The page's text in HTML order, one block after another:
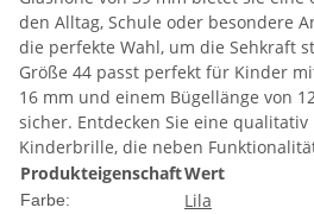
den Alltag, Schule oder besondere
die perfekte Wahl, um die Sehkraft
Größe 44 passt perfekt für Kinder
16 mm und einem Bügellänge von
sicher. Entdecken Sie eine
Kinderbrille, die neben
ProdukteigenschaftWert
Farbe: Lila